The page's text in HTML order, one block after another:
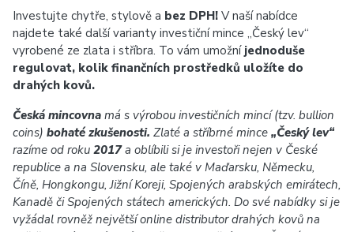
Investujte chytře, stylově a bez DPH! V naší nabídce
najdete také další varianty investiční mince „Český lev“
vyrobené ze zlata i stříbra. To vám umožní jednoduše
regulovat, kolik finančních prostředků uložíte do
drahých kovů.
Česká mincovna má s výrobou investičních mincí (tzv. bullion
coins) bohaté zkušenosti. Zlaté a stříbrné mince „Český lev“
razíme od roku 2017a oblíbili si je investoři nejen v České
republice a na Slovensku, ale také v Maďarsku, Německu,
Číně, Hongkongu, Jižní Koreji, Spojených arabských emirátech,
Kanadě či Spojených státech amerických. Do své nabídky si je
vyžádal rovněž největší online distributor drahých kovů na